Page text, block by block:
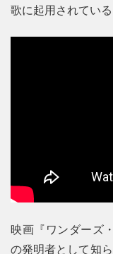
歌に起用されている
映画『ワンダーズ
の発明者として知